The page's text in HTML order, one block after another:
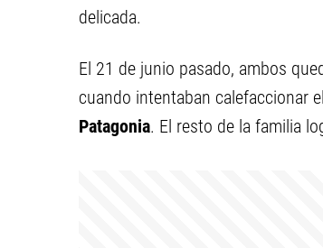
delicada.
El 21 de junio pasado, ambos
cuando intentaban calefaccionar
Patagonia. El resto de la familia